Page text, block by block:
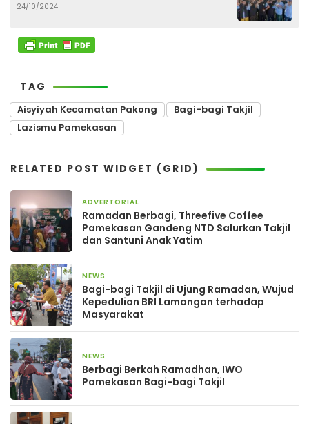
Pengusaha Tani Muda di Pamekasan
24/10/2024
TAG
Aisyiyah Kecamatan Pakong
Bagi-bagi Takjil
Lazismu Pamekasan
RELATED POST WIDGET (GRID)
ADVERTORIAL
Ramadan Berbagi, Threefive Coffee
Pamekasan Gandeng NTD Salurkan Takjil
dan Santuni Anak Yatim
NEWS
Bagi-bagi Takjil di Ujung Ramadan, Wujud
Kepedulian BRI Lamongan terhadap
Masyarakat
NEWS
Berbagi Berkah Ramadhan, IWO
Pamekasan Bagi-bagi Takjil